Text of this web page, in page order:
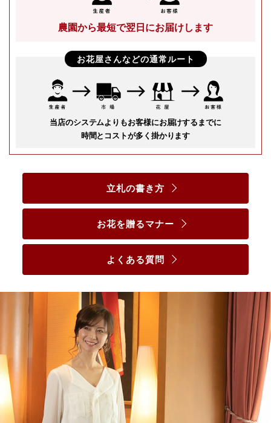
農園から最短で翌日にお届けします
お花屋さんなどの通常ルート
当店のシステムよりもお客様にお届けするまでに
時間とコストが多く掛かります
立札の書き方
お花を贈るマナー
よくある質問